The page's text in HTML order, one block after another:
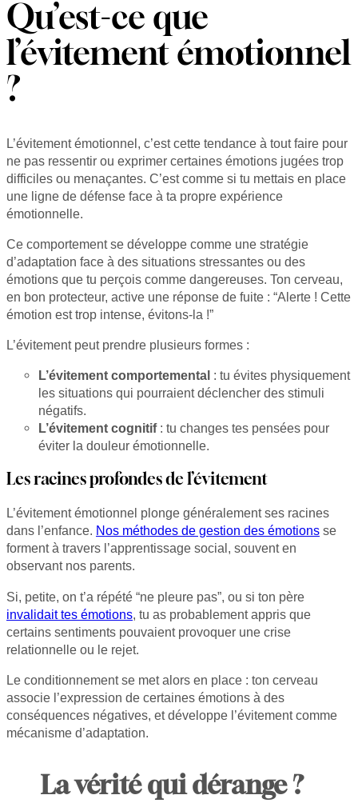
Qu’est-ce que
l’évitement émotionnel
?
L’évitement émotionnel, c’est cette tendance à tout faire pour
ne pas ressentir ou exprimer certaines émotions jugées trop
difficiles ou menaçantes. C’est comme si tu mettais en place
une ligne de défense face à ta propre expérience
émotionnelle.
Ce comportement se développe comme une stratégie
d’adaptation face à des situations stressantes ou des
émotions que tu perçois comme dangereuses. Ton cerveau,
en bon protecteur, active une réponse de fuite : “Alerte ! Cette
émotion est trop intense, évitons-la !”
L’évitement peut prendre plusieurs formes :
L’évitement comportemental : tu évites physiquement
les situations qui pourraient déclencher des stimuli
négatifs.
L’évitement cognitif : tu changes tes pensées pour
éviter la douleur émotionnelle.
Les racines profondes de l’évitement
L’évitement émotionnel plonge généralement ses racines
dans l’enfance. Nos méthodes de gestion des émotions se
forment à travers l’apprentissage social, souvent en
observant nos parents.
Si, petite, on t’a répété “ne pleure pas”, ou si ton père
invalidait tes émotions , tu as probablement appris que
certains sentiments pouvaient provoquer une crise
relationnelle ou le rejet.
Le conditionnement se met alors en place : ton cerveau
associe l’expression de certaines émotions à des
conséquences négatives, et développe l’évitement comme
mécanisme d’adaptation.
La vérité qui dérange ?